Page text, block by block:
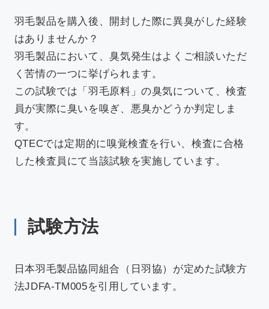
お問い合わせ
採用情報 依頼方法について
JA / EN
羽毛製品を購入後、開封した際に異臭がした経験
はありませんか？
羽毛製品において、臭気発生はよくご相談いただ
く苦情の一つに挙げられます。
この試験では「羽毛原料」の臭気について、検査
員が実際に臭いを嗅ぎ、悪臭かどうか判定しま
す。
QTECでは定期的に嗅覚検査を行い、検査に合格
した検査員にて当該試験を実施しています。
試験方法
日本羽毛製品協同組合（日羽協）が定めた試験方
法JDFA-TM005を引用しています。